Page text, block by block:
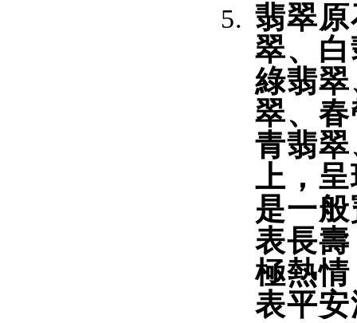
翡翠
翠、
綠翡
翠、
青翡
上，
是一
表長
極熱
表平